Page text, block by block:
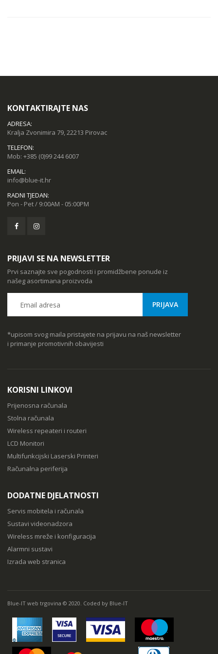
KONTAKTIRAJTE NAS
ADRESA:
Kralja Zvonimira 79, 22213 Pirovac
TELEFON:
Mob: +385 (0)99 244 6007
EMAIL:
info@blue-it.hr
RADNI TJEDAN:
Pon - Pet / 9:00AM - 05:00PM
PRIJAVI SE NA NEWSLETTER
Prvi saznajte sve pogodnosti i promidžbene ponude iz
našeg asortimana proizvoda
*upisom svog maila pristajete na prijavu na naš newsletter
i primanje promotivnih obavijesti
KORISNI LINKOVI
Prijenosna računala
Stolna računala
Wireless repeateri i routeri
LCD Monitori
Multifunkcijski Laserski Printeri
Računalna periferija
DODATNE DJELATNOSTI
Servis mobitela i računala
Sustavi videonadzora
Wireless mreže i konfiguracija
Alarmni sustavi
Izrada web stranica
Blue-IT web trgovina © 2020. Coded by Blue-IT